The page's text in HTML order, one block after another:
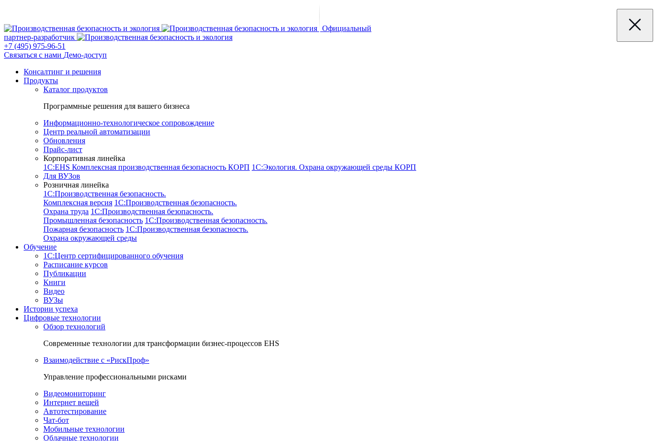
Официальный
партнер-разработчик
+7 (495) 975-96-51
Связаться с нами Демо-доступ
Консалтинг и решения
Продукты
Каталог продуктов
Программные решения для вашего бизнеса
Информационно-технологическое сопровождение
Центр реальной автоматизации
Обновления
Прайс-лист
Корпоративная линейка
1С:EHS Комплексная производственная безопасность КОРП 1С:Экология. Охрана окружающей среды КОРП
Для ВУЗов
Розничная линейка
1C:Производственная безопасность.
Комплексная версия 1C:Производственная безопасность.
Охрана труда 1C:Производственная безопасность.
Промышленная безопасность 1C:Производственная безопасность.
Пожарная безопасность 1C:Производственная безопасность.
Охрана окружающей среды
Обучение
1C:Центр сертифицированного обучения
Расписание курсов
Публикации
Книги
Видео
ВУЗы
Истории успеха
Цифровые технологии
Обзор технологий
Современные технологии для трансформации бизнес-процессов EHS
Взаимодействие с «РискПроф»
Управление профессиональными рисками
Видеомониторинг
Интернет вещей
Автотестирование
Чат-бот
Мобильные технологии
Облачные технологии